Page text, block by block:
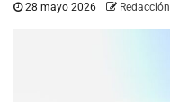
28 mayo 2026 Redacción